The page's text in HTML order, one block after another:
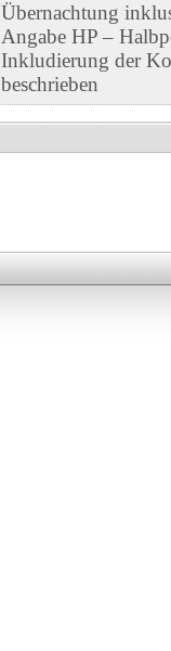
Übernachtung
Angabe HP –
Inkludierung der
beschrieben